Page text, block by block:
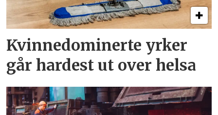
Kvinnedominerte yrker
går hardest ut over helsa